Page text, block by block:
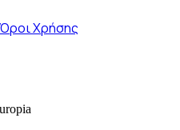
Χρήσης